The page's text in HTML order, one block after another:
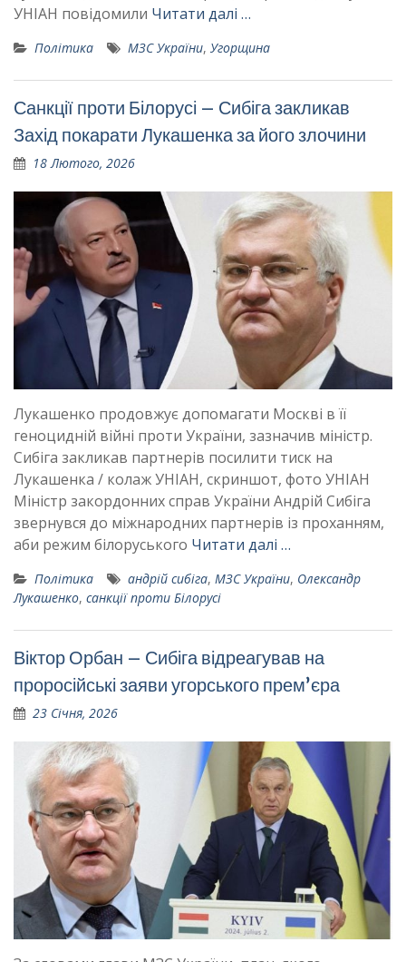
УНІАН повідомили Читати далі …
Політика МЗС України, Угорщина
Санкції проти Білорусі – Сибіга закликав
Захід покарати Лукашенка за його злочини
18 Лютого, 2026
Лукашенко продовжує допомагати Москві в її
геноцидній війні проти України, зазначив міністр.
Сибіга закликав партнерів посилити тиск на
Лукашенка / колаж УНІАН, скриншот, фото УНІАН
Міністр закордонних справ України Андрій Сибіга
звернувся до міжнародних партнерів із проханням,
аби режим білоруського Читати далі …
Політика андрій сибіга, МЗС України, Олександр
Лукашенко, санкції проти Білорусі
Віктор Орбан – Сибіга відреагував на
проросійські заяви угорського премʼєра
23 Січня, 2026